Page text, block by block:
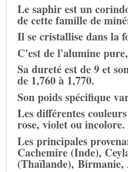
Le saphir est un
de cette famille de
Il se cristallise dans la
C'est de l'alumine
Sa dureté est de 9 et
de 1,760 à 1,770.
Son poids spécifique
Les différentes
rose, violet ou incolore.
Les principales
Cachemire (Inde),
(Thaïlande), Birmanie,